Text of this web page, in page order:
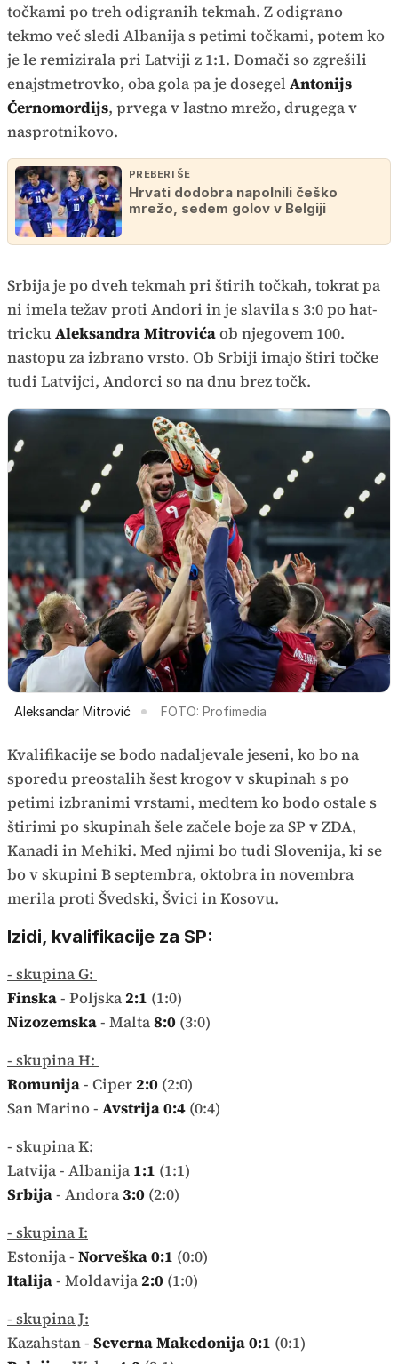
točkami po treh odigranih tekmah. Z odigrano
tekmo več sledi Albanija s petimi točkami, potem ko
je le remizirala pri Latviji z 1:1. Domači so zgrešili
enajstmetrovko, oba gola pa je dosegel Antonijs
Černomordijs, prvega v lastno mrežo, drugega v
nasprotnikovo.
PREBERI ŠE
Hrvati dodobra napolnili češko
mrežo, sedem golov v Belgiji
Srbija je po dveh tekmah pri štirih točkah, tokrat pa
ni imela težav proti Andori in je slavila s 3:0 po hat-
trickuAleksandra Mitrovićaob njegovem 100.
nastopu za izbrano vrsto. Ob Srbiji imajo štiri točke
tudi Latvijci, Andorci so na dnu brez točk.
Aleksandar Mitrović FOTO: Profimedia
Kvalifikacije se bodo nadaljevale jeseni, ko bo na
sporedu preostalih šest krogov v skupinah s po
petimi izbranimi vrstami, medtem ko bodo ostale s
štirimi po skupinah šele začele boje za SP v ZDA,
Kanadi in Mehiki. Med njimi bo tudi Slovenija, ki se
bo v skupini B septembra, oktobra in novembra
merila proti Švedski, Švici in Kosovu.
Izidi, kvalifikacije za SP:
- skupina G:
Finska- Poljska 2:1 (1:0)
Nizozemska- Malta8:0 (3:0)
- skupina H:
Romunija- Ciper 2:0 (2:0)
San Marino - Avstrija 0:4 (0:4)
- skupina K:
Latvija - Albanija 1:1 (1:1)
Srbija- Andora3:0 (2:0)
- skupina I:
Estonija - Norveška 0:1 (0:0)
Italija- Moldavija 2:0 (1:0)
- skupina J:
Kazahstan - Severna Makedonija 0:1 (0:1)